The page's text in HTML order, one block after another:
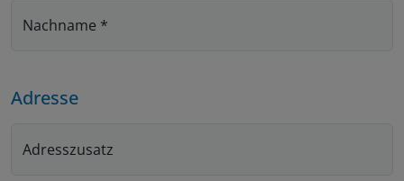
Nachname *
Adresse
Adresszusatz